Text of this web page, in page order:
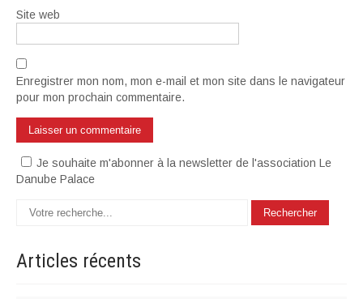
Site web
Enregistrer mon nom, mon e-mail et mon site dans le navigateur
pour mon prochain commentaire.
Je souhaite m'abonner à la newsletter de l'association Le
Danube Palace
Articles récents